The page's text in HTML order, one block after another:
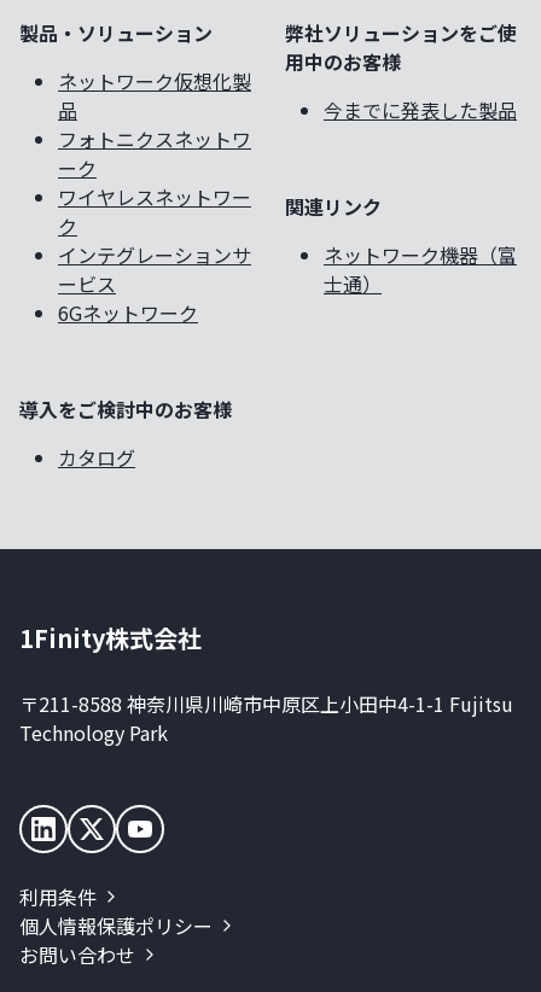
製品・ソリューション
ネットワーク仮想化製
品
フォトニクスネットワ
ーク
ワイヤレスネットワー
ク
インテグレーションサ
ービス
6Gネットワーク
導入をご検討中のお客様
カタログ
弊社ソリューションをご使
用中のお客様
今までに発表した製品
関連リンク
ネットワーク機器（富
士通）
1Finity株式会社
〒211-8588 神奈川県川崎市中原区上小田中4-1-1 Fujitsu
Technology Park
利用条件
個人情報保護ポリシー
お問い合わせ